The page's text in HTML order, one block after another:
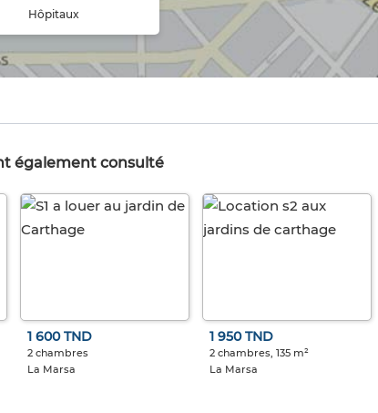
Hôpitaux
également consulté
1 600 TND
2 chambres
La Marsa
1 950 TND
2 chambres, 135 m²
La Marsa